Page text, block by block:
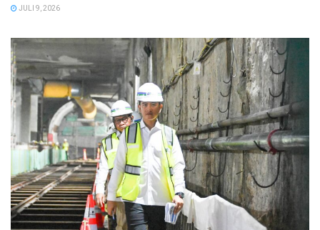
JULI 9, 2026